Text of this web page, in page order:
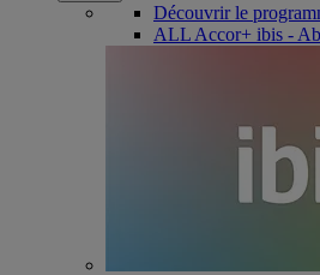
Découvrir le
ALL Accor+ ibis -